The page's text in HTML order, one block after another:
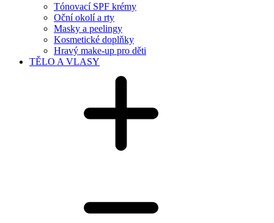
Tónovací SPF krémy
Oční okolí a rty
Masky a peelingy
Kosmetické doplňky
Hravý make-up pro děti
TĚLO A VLASY